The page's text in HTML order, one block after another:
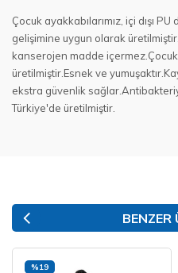
Çocuk ayakkabılarımız, içi dışı
gelişimine uygun olarak
kanserojen madde
üretilmiştir.Esnek ve
ekstra güvenlik
Türkiye'de üretilmiştir.
BENZER
%19